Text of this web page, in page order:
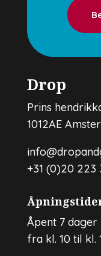
Drop
Prins
1012AE
+31 (0)20 223
Åpent 7 dager
fra kl. 10 til kl.